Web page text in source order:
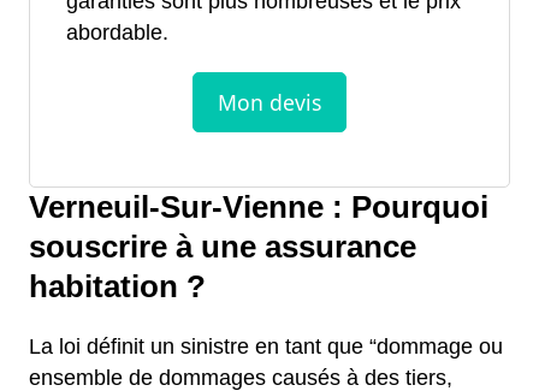
abordable.
Verneuil-Sur-Vienne : Pourquoi
souscrire à une assurance
habitation ?
La loi définit un sinistre en tant que “dommage ou
ensemble de dommages causés à des tiers,